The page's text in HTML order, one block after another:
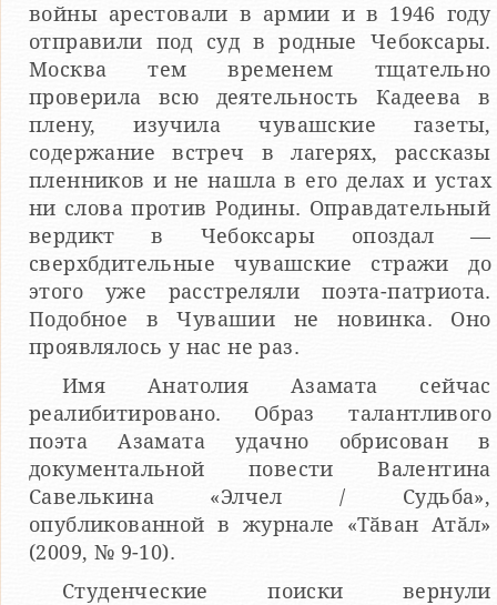
войны арестовали в армии и в 1946 году
отправили под суд в родные Чебоксары.
Москва тем временем тщательно
проверила всю деятельность Кадеева в
плену, изучила чувашские газеты,
содержание встреч в лагерях, рассказы
пленников и не нашла в его делах и устах
ни слова против Родины. Оправдательный
вердикт в Чебоксары опоздал —
сверхбдительные чувашские стражи до
этого уже расстреляли поэта-патриота.
Подобное в Чувашии не новинка. Оно
проявлялось у нас не раз.
Имя Анатолия Азамата сейчас
реалибитировано. Образ талантливого
поэта Азамата удачно обрисован в
документальной повести Валентина
Савелькина «Элчел / Судьба»,
опубликованной в журнале «Тӑван Атӑл»
(2009, № 9-10).
Студенческие поиски вернули